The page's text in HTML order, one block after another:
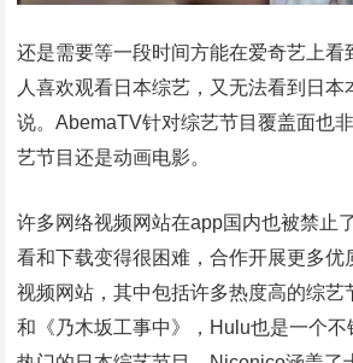
还是需要等一段时间方能在爱奇艺上看
人喜欢观看日本综艺，又无法看到日本
说。AbemaTV针对综艺节目覆盖面也
艺节目还是动画电影。
许多网络视频网站在app国内也被禁止
看和下载变得很困难，合作开展更多优
视频网站，其中包括许多热度高的综艺
和《乃木坂工事中》，Hulu也是一个